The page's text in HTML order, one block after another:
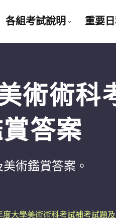
各組考試說明 重要
術術
答案
術鑑賞答案。
度大學美術術科考試補考試題